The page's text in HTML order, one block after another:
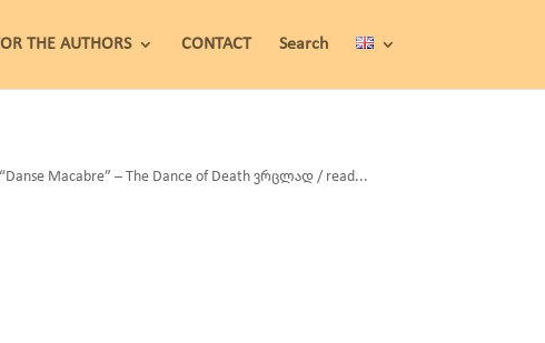
THE AUTHORS CONTACT Search
Macabre” – The Dance of Death ვრცლად / read...